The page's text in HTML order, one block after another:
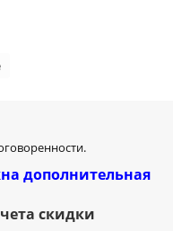
дополнительная
скидки